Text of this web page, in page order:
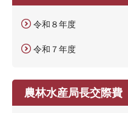
令和８年度
令和７年度
農林水産局長交際費